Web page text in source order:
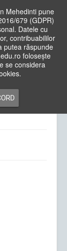
Mehedinti pune
679 (GDPR)
Datele cu
contribuabililor
putea răspunde
folosește
se considera